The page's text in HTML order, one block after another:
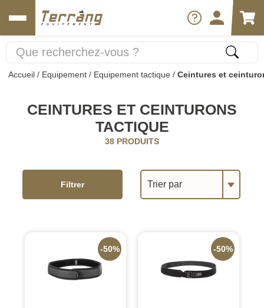
Accueil / Equipement / Equipement tactique / Ceintures et
CEINTURES ET CEINTURONS
TACTIQUE
38 PRODUITS
Trier par
Filtrer
-50% -50%